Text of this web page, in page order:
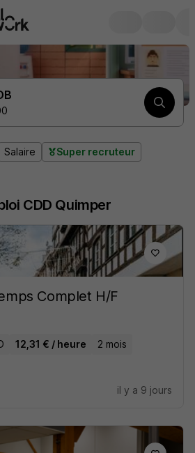
Salaire Super recruteur
CDD Quimper
Complet H/F
12,31 € / heure 2 mois
il y a 9 jours